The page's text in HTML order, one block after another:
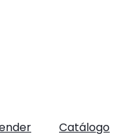
Catálogo